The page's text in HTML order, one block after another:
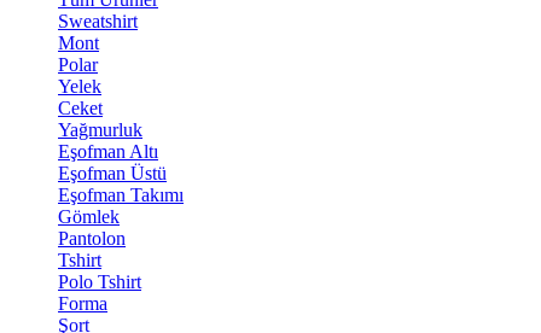
Sweatshirt
Mont
Polar
Yelek
Ceket
Yağmurluk
Eşofman Altı
Eşofman Üstü
Eşofman Takımı
Gömlek
Pantolon
Tshirt
Polo Tshirt
Forma
Şort